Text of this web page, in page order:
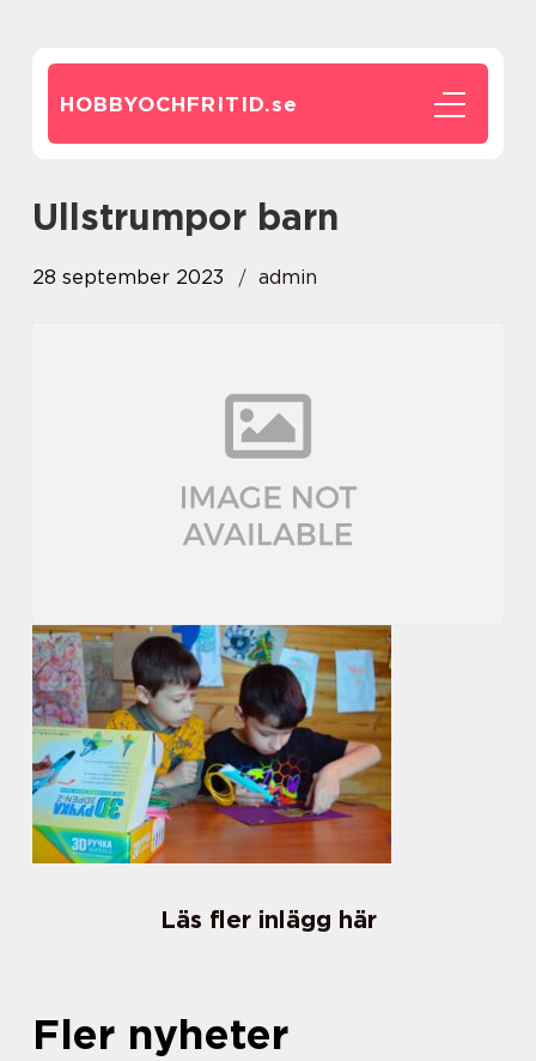
HOBBYOCHFRITID.se
ullstrumpor barn
28 september 2023 admin
Läs fler inlägg här
Fler nyheter